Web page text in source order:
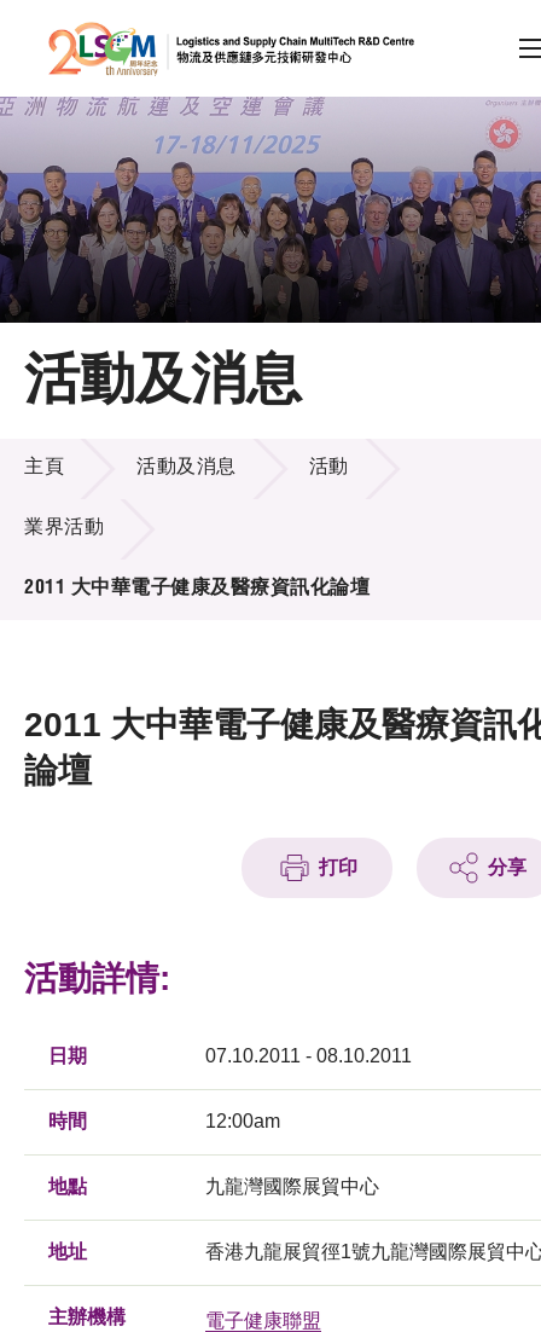
跳到內容（按回車鍵）
會員登入
A A EN 繁 简
主頁
關於LSCM
技術商品化
項目及資助計劃
新聞中心
活動及消息
活動及消息
主頁 活動及消息 活動
業界活動
2011 大中華電子健康及醫療資訊化論壇
2011 大中華電子健康及醫療資訊
論壇
打印 分享
活動詳情:
日期 07.10.2011 - 08.10.2011
時間 12:00am
地點 九龍灣國際展貿中心
地址 香港九龍展貿徑1號九龍灣國際展貿中
主辦機構 電子健康聯盟